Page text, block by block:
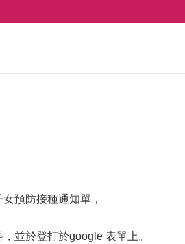
預防接種通知單，
並於登打於google 表單上。